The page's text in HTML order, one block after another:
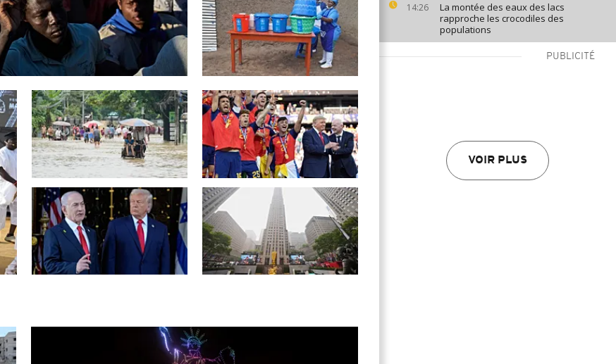
14:26
La montée des eaux des lacs
rapproche les crocodiles des
populations
PUBLICITÉ
VOIR PLUS